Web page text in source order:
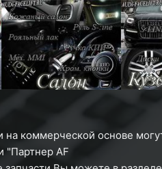
на коммерческой основе
"Партнер AF